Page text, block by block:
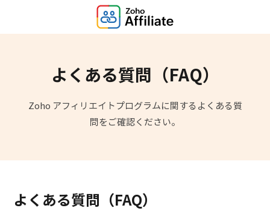
よくある質問（FAQ）
Zoho アフィリエイトプログラムに関するよくある質
問をご確認ください。
よくある質問（FAQ）